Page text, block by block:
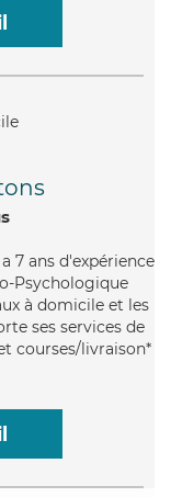
7 ans d'expérience
Psychologique
à domicile et les
ses services de
courses/livraison*